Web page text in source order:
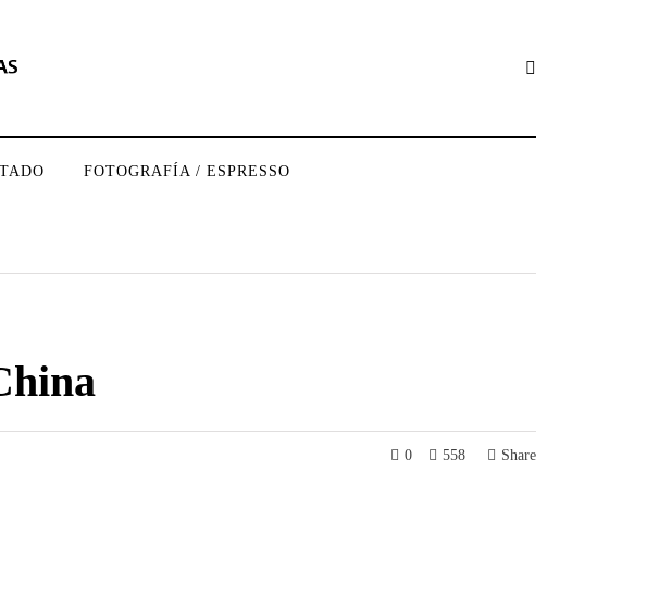
FOTOGRAFÍA / ESPRESSO
0 558 Share